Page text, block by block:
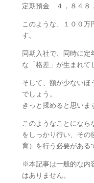
定期預金 ４，８４８
このような、１００万
す。
同期入社で、同時に定
な「格差」が生まれて
そして、額が少ないほ
でしょう。
きっと揉めると思いま
このようなことになら
をしっかり行い、その
育）を行う必要がある
※本記事は一般的な内
はありません。